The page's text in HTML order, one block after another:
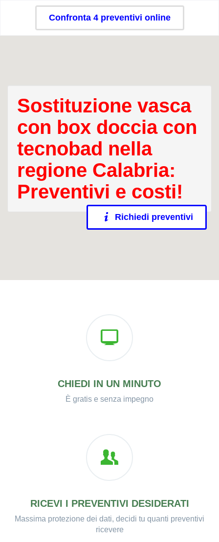
Confronta 4 preventivi online
Sostituzione vasca
con box doccia con
tecnobad nella
regione Calabria:
Preventivi e costi!
Richiedi preventivi
CHIEDI IN UN MINUTO
È gratis e senza impegno
RICEVI I PREVENTIVI DESIDERATI
Massima protezione dei dati, decidi tu quanti preventivi
ricevere